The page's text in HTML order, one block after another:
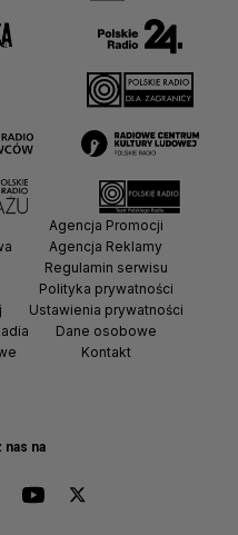
nas na
Agencja Promocji
Agencja Reklamy
Regulamin serwisu
Polityka prywatności
Ustawienia prywatności
Dane osobowe
Kontakt